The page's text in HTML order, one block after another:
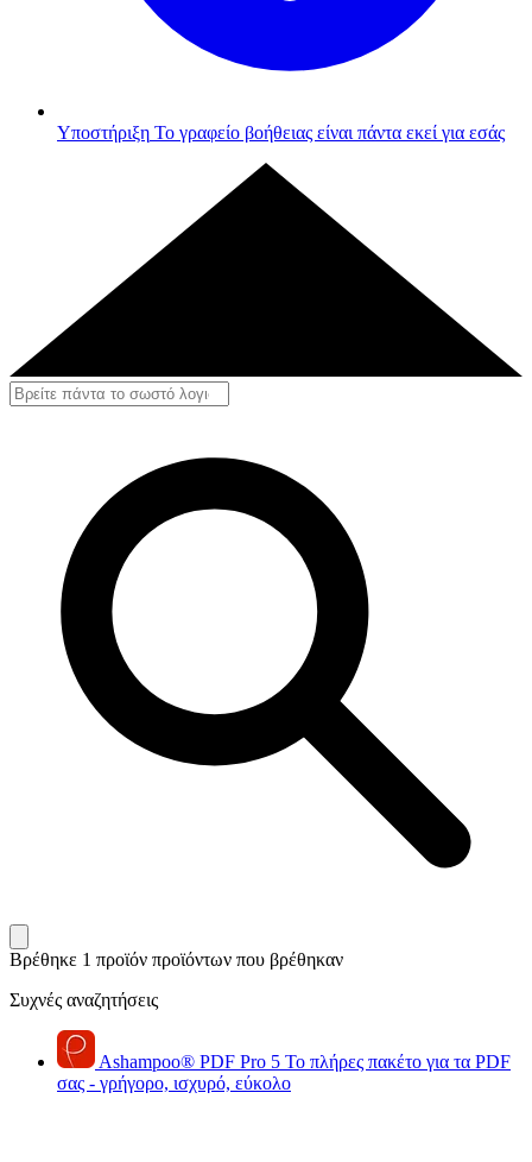
Υποστήριξη Το γραφείο βοήθειας είναι πάντα εκεί για εσάς
Βρέθηκε 1 προϊόν προϊόντων που βρέθηκαν
Συχνές αναζητήσεις
Ashampoo® PDF Pro 5 Το πλήρες πακέτο για τα PDF
σας - γρήγορο, ισχυρό, εύκολο